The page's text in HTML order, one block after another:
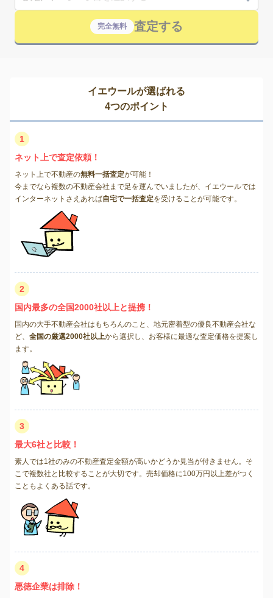
完全無料 査定する
イエウールが選ばれる
4つのポイント
1
ネット上で査定依頼！
ネット上で不動産の無料一括査定が可能！
今までなら複数の不動産会社まで足を運んでいましたが、イエウールでは
インターネットさえあれば自宅で一括査定を受けることが可能です。
2
国内最多の全国2000社以上と提携！
国内の大手不動産会社はもちろんのこと、地元密着型の優良不動産会社な
ど、 全国の厳選2000社以上から選択し、お客様に最適な査定価格を提案し
ます。
3
最大6社と比較！
素人では1社のみの不動産査定金額が高いかどうか見当が付きません。そ
こで複数社と比較することが大切です。売却価格に100万円以上差がつく
こともよくある話です。
4
悪徳企業は排除！